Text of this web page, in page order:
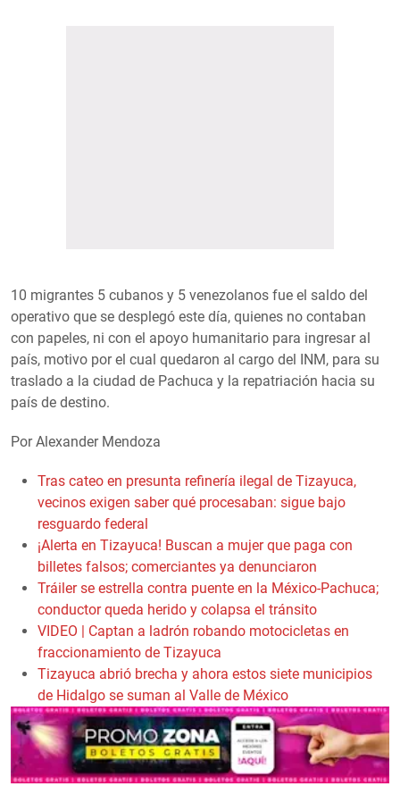
10 migrantes 5 cubanos y 5 venezolanos fue el saldo del
operativo que se desplegó este día, quienes no contaban
con papeles, ni con el apoyo humanitario para ingresar al
país, motivo por el cual quedaron al cargo del INM, para su
traslado a la ciudad de Pachuca y la repatriación hacia su
país de destino.
Por Alexander Mendoza
Tras cateo en presunta refinería ilegal de Tizayuca,
vecinos exigen saber qué procesaban: sigue bajo
resguardo federal
¡Alerta en Tizayuca! Buscan a mujer que paga con
billetes falsos; comerciantes ya denunciaron
Tráiler se estrella contra puente en la México-Pachuca;
conductor queda herido y colapsa el tránsito
VIDEO | Captan a ladrón robando motocicletas en
fraccionamiento de Tizayuca
Tizayuca abrió brecha y ahora estos siete municipios
de Hidalgo se suman al Valle de México